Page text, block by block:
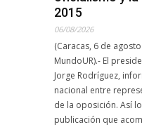
2015
06/08/2026
(Caracas, 6 de
MundoUR).- El
Jorge Rodríguez,
nacional entre
de la oposición. Así
publicación que